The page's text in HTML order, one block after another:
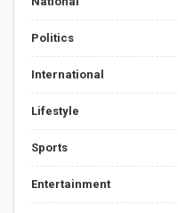
Politics
International
Lifestyle
Sports
Entertainment